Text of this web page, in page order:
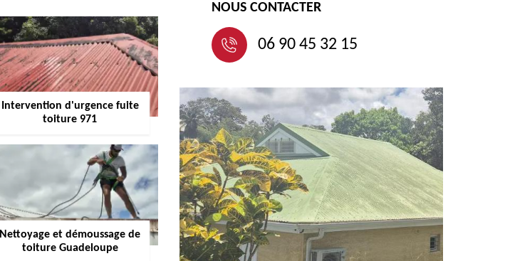
Intervention d'urgence fuite
toiture 971
Nettoyage et démoussage de
toiture Guadeloupe
NOUS CONTACTER
06 90 45 32 15